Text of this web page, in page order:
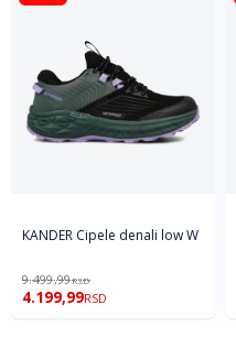
KANDER Cipele denali low W
9.499,99RSD
4.199,99RSD